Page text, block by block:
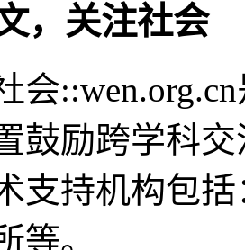
，关注社会
会
鼓励跨学科
支持机构包
等。